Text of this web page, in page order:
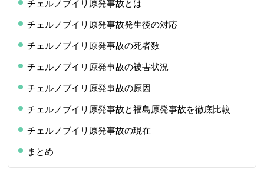
チェルノブイリ原発事故とは
チェルノブイリ原発事故発生後の対応
チェルノブイリ原発事故の死者数
チェルノブイリ原発事故の被害状況
チェルノブイリ原発事故の原因
チェルノブイリ原発事故と福島原発事故を徹底比較
チェルノブイリ原発事故の現在
まとめ